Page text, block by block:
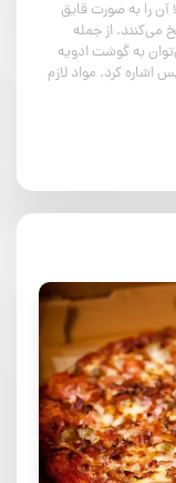
آن را به صورت قایق
می‌کنند. از جمله
به گوشت ادویه
کرد. مواد لازم